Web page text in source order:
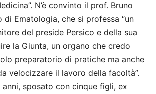
N’è convinto il prof. Bruno
di Ematologia, che si professa “un
del preside Persico e della sua
la Giunta, un organo che credo
preparatorio di pratiche ma anche
velocizzare il lavoro della facoltà”.
sposato con cinque figli, ex